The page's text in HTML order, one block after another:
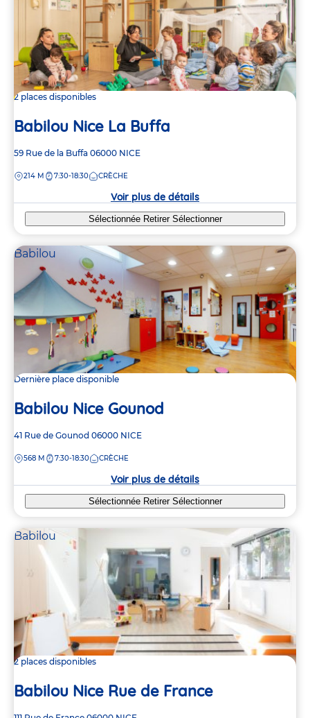
2 places disponibles
Babilou Nice La Buffa
Adresse
la
59 Rue de la Buffa 06000 NICE
DISTANCE
214 M 7:30-18:30 CRÈCHE
Voir plus de détails
Sélectionnée Retirer Sélectionner
Babilou
Dernière place disponible
Babilou Nice Gounod
Adresse
la
41 Rue de Gounod 06000 NICE
DISTANCE
568 M 7:30-18:30 CRÈCHE
Voir plus de détails
Sélectionnée Retirer Sélectionner
Babilou
2 places disponibles
Babilou Nice Rue de France